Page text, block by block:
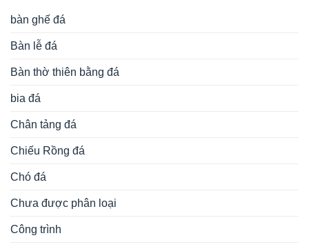
bàn ghế đá
Bàn lễ đá
Bàn thờ thiên bằng đá
bia đá
Chân tảng đá
Chiếu Rồng đá
Chó đá
Chưa được phân loại
Công trình